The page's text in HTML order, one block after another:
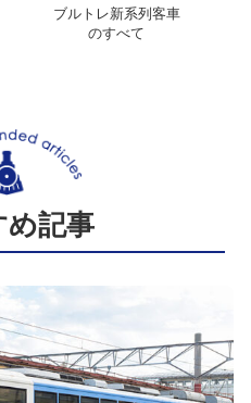
ブルトレ新系列客車
のすべて
記事